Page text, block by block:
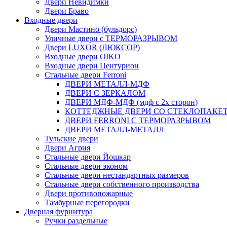
Двери Невидимки
Двери Браво
Входные двери
Двери Мастино (бульдорс)
Уличные двери с ТЕРМОРАЗРЫВОМ
Двери LUXOR (ЛЮКСОР)
Входные двери OIKO
Входные двери Центурион
Стальные двери Ferroni
ДВЕРИ МЕТАЛЛ-МДФ
ДВЕРИ С ЗЕРКАЛОМ
ДВЕРИ МДФ-МДФ (мдф с 2х сторон)
КОТТЕДЖНЫЕ ДВЕРИ СО
ДВЕРИ FERRONI С ТЕРМОРАЗРЫВОМ
ДВЕРИ МЕТАЛЛ-МЕТАЛЛ
Тульские двери
Двери Агрия
Стальные двери Йошкар
Стальные двери эконом
Стальные двери нестандартных размеров
Стальные двери собственного производства
Двери противопожарные
Тамбурные перегородки
Дверная фурнитура
Ручки раздельные